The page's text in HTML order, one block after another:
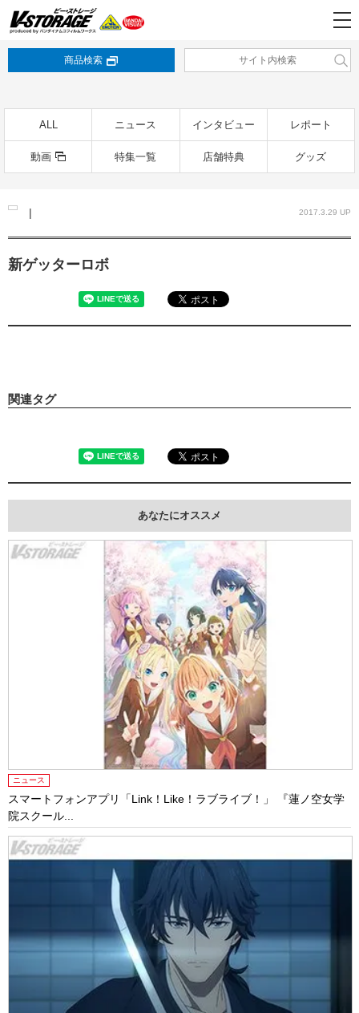
商品検索
ALL ニュース インタビュー レポート
動画 特集一覧 店舗特典 グッズ
| 2017.3.29 UP
新ゲッターロボ
関連タグ
あなたにオススメ
ニュース
スマートフォンアプリ「Link！Like！ラブライブ！」 『蓮ノ空女学
院スクール...